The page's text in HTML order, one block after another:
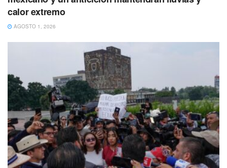
calor extremo
AGOSTO 1, 2026